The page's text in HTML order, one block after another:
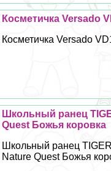
Косметичка Versado
Косметичка Versado
Школьный ранец
Quest Божья коровка
Школьный ранец
Nature Quest Божья